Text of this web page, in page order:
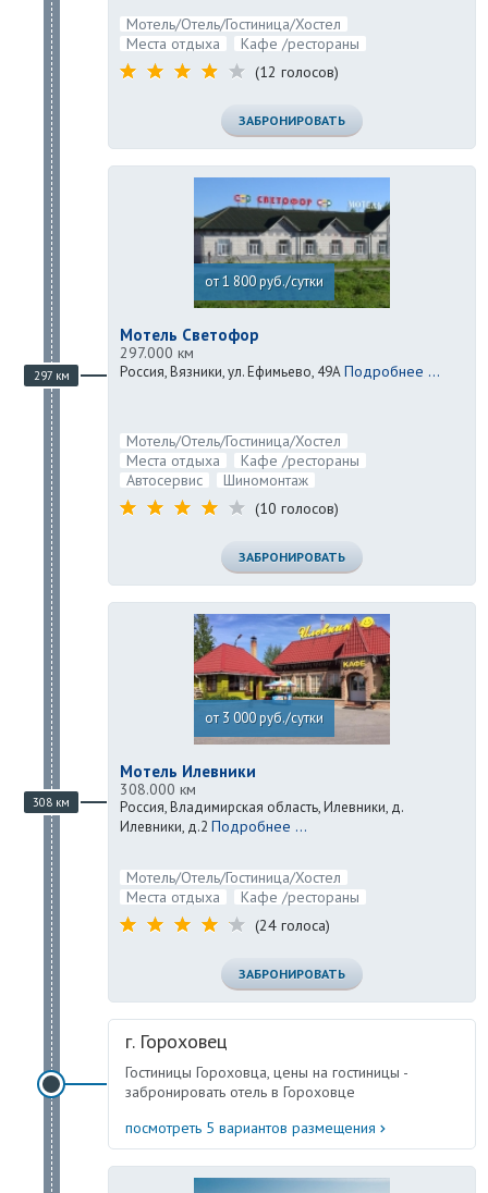
Мотель/Отель/Гостиница/Хостел
Места отдыха
Кафе /рестораны
(12 голосов)
ЗАБРОНИРОВАТЬ
297 км
от 1 800 руб./сутки
Мотель Светофор
297.000 км
Россия, Вязники, ул. Ефимьево, 49АПодробнее ...
Мотель/Отель/Гостиница/Хостел
Места отдыха
Кафе /рестораны
Автосервис
Шиномонтаж
(10 голосов)
ЗАБРОНИРОВАТЬ
308 км
от 3 000 руб./сутки
Мотель Илевники
308.000 км
Россия, Владимирская область, Илевники, д.
Илевники, д.2 Подробнее ...
Мотель/Отель/Гостиница/Хостел
Места отдыха
Кафе /рестораны
(24 голоса)
ЗАБРОНИРОВАТЬ
г. Гороховец
Гостиницы Гороховца, цены на гостиницы -
забронировать отель в Гороховце
посмотреть 5 вариантов размещения